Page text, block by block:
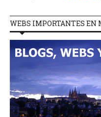
WEBS IMPORTANTES EN